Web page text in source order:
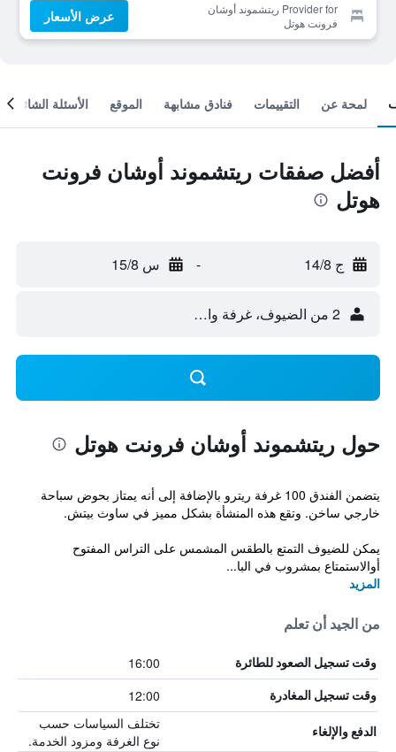
Provider for ريتشموند أوشان
فرونت هوتل
عرض الأسعار
لمحة عن التقييمات فنادق مشابهة الموقع الأسئلة الشائعة
أفضل صفقات ريتشموند أوشان فرونت
هوتل
ج 14/8 - س 15/8
2 من الضيوف، غرفة واحدة
حول ريتشموند أوشان فرونت هوتل
يتضمن الفندق 100 غرفة ريترو بالإضافة إلى أنه يمتاز بحوض سباحة
خارجي ساخن. وتقع هذه المنشأة بشكل مميز في ساوث بيتش.
يمكن للضيوف التمتع بالطقس المشمس على التراس المفتوح
أوالاستمتاع بمشروب في البا...
المزيد
من الجيد أن تعلم
وقت تسجيل الصعود للطائرة 16:00
وقت تسجيل المغادرة 12:00
الدفع والإلغاء
تختلف السياسات حسب
نوع الغرفة ومزود الخدمة.